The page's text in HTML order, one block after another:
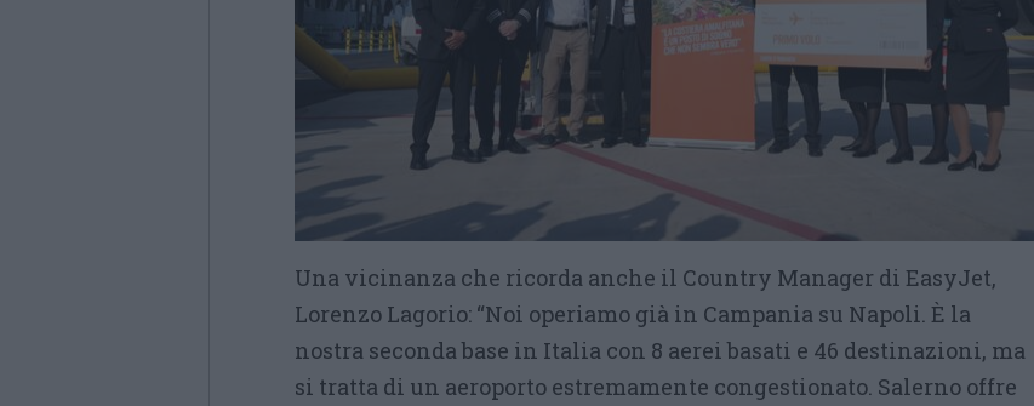
Una vicinanza che ricorda anche il Country Manager di EasyJet,
Lorenzo Lagorio: “Noi operiamo già in Campania su Napoli. È la
nostra seconda base in Italia con 8 aerei basati e 46 destinazioni, ma
si tratta di un aeroporto estremamente congestionato. Salerno offre